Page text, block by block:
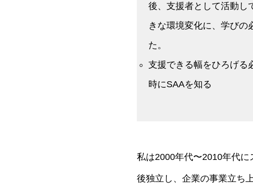
後、支援者として活動し
きな環境変化に、学びの
た。
支援できる幅をひろげる
時にSAAを知る
私は2000年代〜2010年代
後独立し、企業の事業立ち